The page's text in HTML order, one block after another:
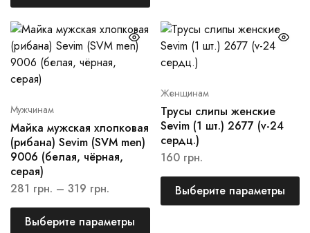
Мужчинам
Майка мужская хлопковая
(рибана) Sevim (SVM men)
9006 (белая, чёрная,
серая)
281 грн. – 319 грн.
Выберите параметры
Женщинам
Трусы слипы женские
Sevim (1 шт.) 2677 (v-24
сердц.)
160 грн.
Выберите параметры